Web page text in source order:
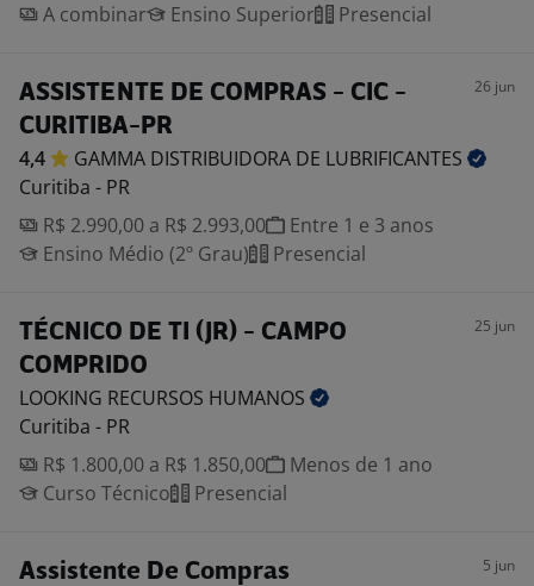
A combinar
Ensino Superior Presencial
ASSISTENTE DE COMPRAS - CIC -
CURITIBA-PR
26 jun
4,4 GAMMA DISTRIBUIDORA DE LUBRIFICANTES
Curitiba - PR
R$ 2.990,00 a R$ 2.993,00
Entre 1 e 3 anos
Ensino Médio (2º Grau)
Presencial
TÉCNICO DE TI (JR) - CAMPO
COMPRIDO
25 jun
LOOKING RECURSOS HUMANOS
Curitiba - PR
R$ 1.800,00 a R$ 1.850,00
Menos de 1 ano
Curso Técnico
Presencial
Assistente De Compras 5 jun